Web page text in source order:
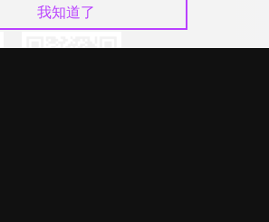
我知道了